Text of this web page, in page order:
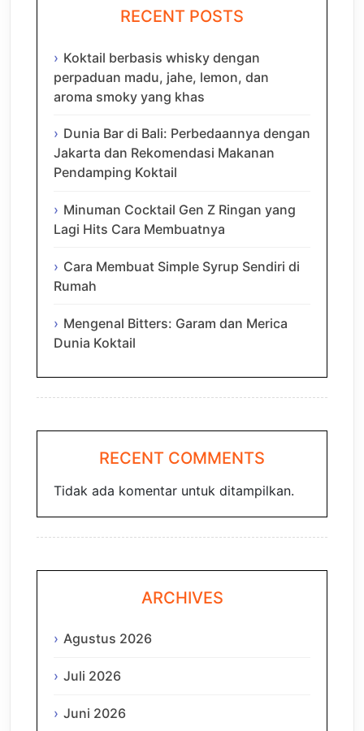
RECENT POSTS
Koktail berbasis whisky dengan
perpaduan madu, jahe, lemon, dan
aroma smoky yang khas
Dunia Bar di Bali: Perbedaannya dengan
Jakarta dan Rekomendasi Makanan
Pendamping Koktail
Minuman Cocktail Gen Z Ringan yang
Lagi Hits Cara Membuatnya
Cara Membuat Simple Syrup Sendiri di
Rumah
Mengenal Bitters: Garam dan Merica
Dunia Koktail
RECENT COMMENTS
Tidak ada komentar untuk ditampilkan.
ARCHIVES
Agustus 2026
Juli 2026
Juni 2026